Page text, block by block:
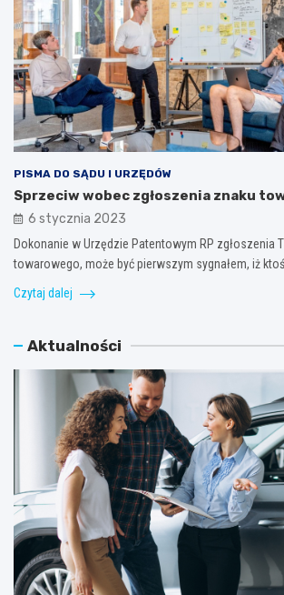
PISMA DO SĄDU I URZĘDÓW
Sprzeciw wobec zgłoszenia znaku
6 stycznia 2023
Dokonanie w Urzędzie Patentowym RP zgłoszenia
towarowego, może być pierwszym sygnałem, iż ktoś
Czytaj dalej
Aktualności